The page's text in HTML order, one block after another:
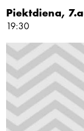
Piektdiena,
19:30